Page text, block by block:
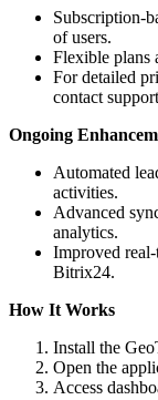
Subscription-
of users.
Flexible plans
For detailed
contact
Ongoing
Automated
activities.
Advanced
analytics.
Improved
Bitrix24.
How It Works
Install the
Open the
Access